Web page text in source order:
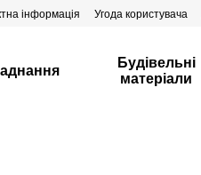
інформація Угода користувача
Будівельні
матеріали